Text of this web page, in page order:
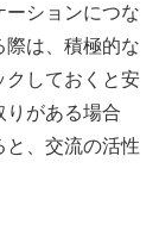
ーションにつな
際は、積極的な
クしておくと安
りがある場合
と、交流の活性